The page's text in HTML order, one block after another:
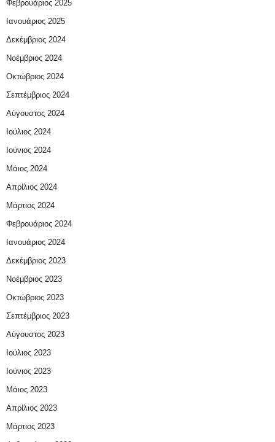
Φεβρουάριος 2025
Ιανουάριος 2025
Δεκέμβριος 2024
Νοέμβριος 2024
Οκτώβριος 2024
Σεπτέμβριος 2024
Αύγουστος 2024
Ιούλιος 2024
Ιούνιος 2024
Μάιος 2024
Απρίλιος 2024
Μάρτιος 2024
Φεβρουάριος 2024
Ιανουάριος 2024
Δεκέμβριος 2023
Νοέμβριος 2023
Οκτώβριος 2023
Σεπτέμβριος 2023
Αύγουστος 2023
Ιούλιος 2023
Ιούνιος 2023
Μάιος 2023
Απρίλιος 2023
Μάρτιος 2023